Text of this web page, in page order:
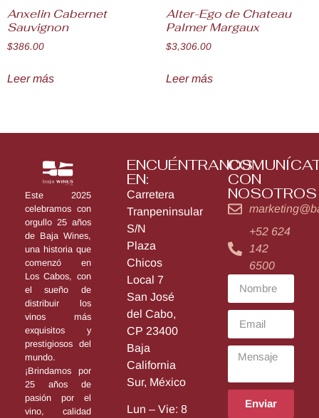
Anxelin Cabernet
Sauvignon
$386.00
Leer más
Alter-Ego de Chateau
Palmer Margaux
$3,306.00
Leer más
Este 2025
celebramos con
orgullo 25 años
de Baja Wines,
una historia que
comenzó en
Los Cabos, con
el sueño de
distribuir los
vinos más
exquisitos y
prestigiosos del
mundo.
¡Brindamos por
25 años de
pasión por el
vino, calidad
ENCUÉNTRANOS
EN:
Carretera
Tranpeninsular
S/N
Plaza
Chicos
Local 7
San José
del Cabo,
CP 23400
Baja
California
Sur, México
Lun – Vie: 8
CON
NOSOTROS
+52 624
142
6500
Enviar